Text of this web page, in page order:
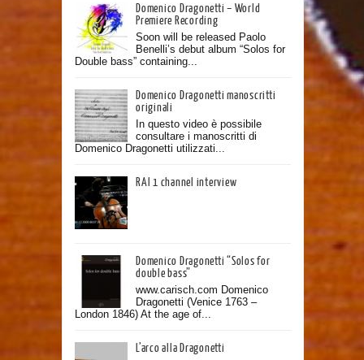
Domenico Dragonetti – World
Premiere Recording
Soon will be released Paolo
Benelli’s debut album “Solos for
Double bass” containing...
Domenico Dragonetti manoscritti
originali
In questo video è possibile
consultare i manoscritti di
Domenico Dragonetti utilizzati...
RAI 1 channel interview
Domenico Dragonetti “Solos for
double bass”
www.carisch.com Domenico
Dragonetti (Venice 1763 –
London 1846) At the age of...
L’arco alla Dragonetti